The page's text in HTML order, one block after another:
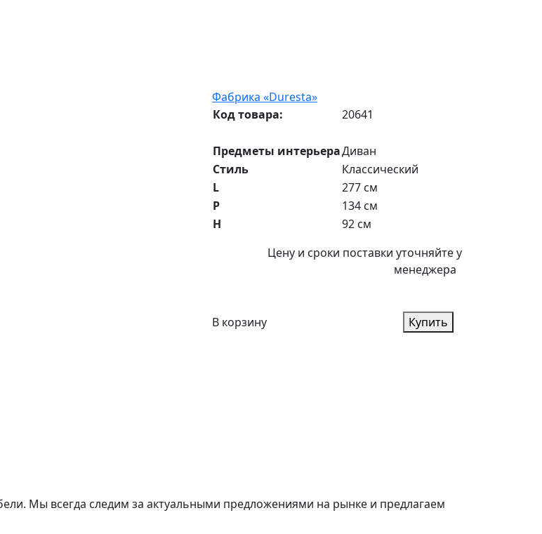
Фабрика «Duresta»
Код товара:
20641
Предметы интерьераДиван
Стиль
Классический
L
277 см
P
134 см
H
92 см
Цену и сроки поставки уточняйте у
менеджера
В корзину Купить
Мы всегда следим за актуальными предложениями на рынке и предлагаем